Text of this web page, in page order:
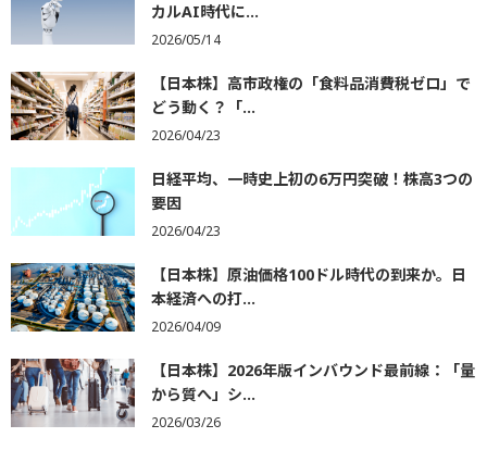
カルAI時代に...
2026/05/14
【日本株】高市政権の「食料品消費税ゼロ」で
どう動く？「...
2026/04/23
日経平均、一時史上初の6万円突破！株高3つの
要因
2026/04/23
【日本株】原油価格100ドル時代の到来か。日
本経済への打...
2026/04/09
【日本株】2026年版インバウンド最前線：「量
から質へ」シ...
2026/03/26